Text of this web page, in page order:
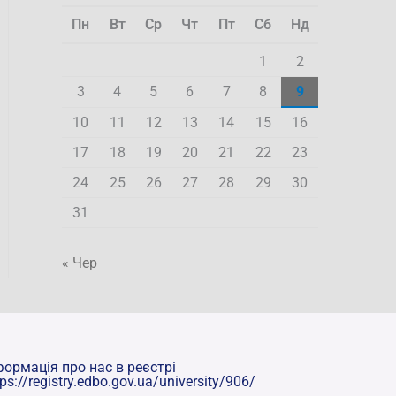
Пн Вт Ср Чт Пт Сб Нд
1
2
3
4 5 6 7 8
9
10
11 12 13 14 15
16
17
18 19 20 21 22
23
24
25 26 27 28 29
30
31
« Чер
про нас в реєстрі
registry.edbo.gov.ua/university/906/